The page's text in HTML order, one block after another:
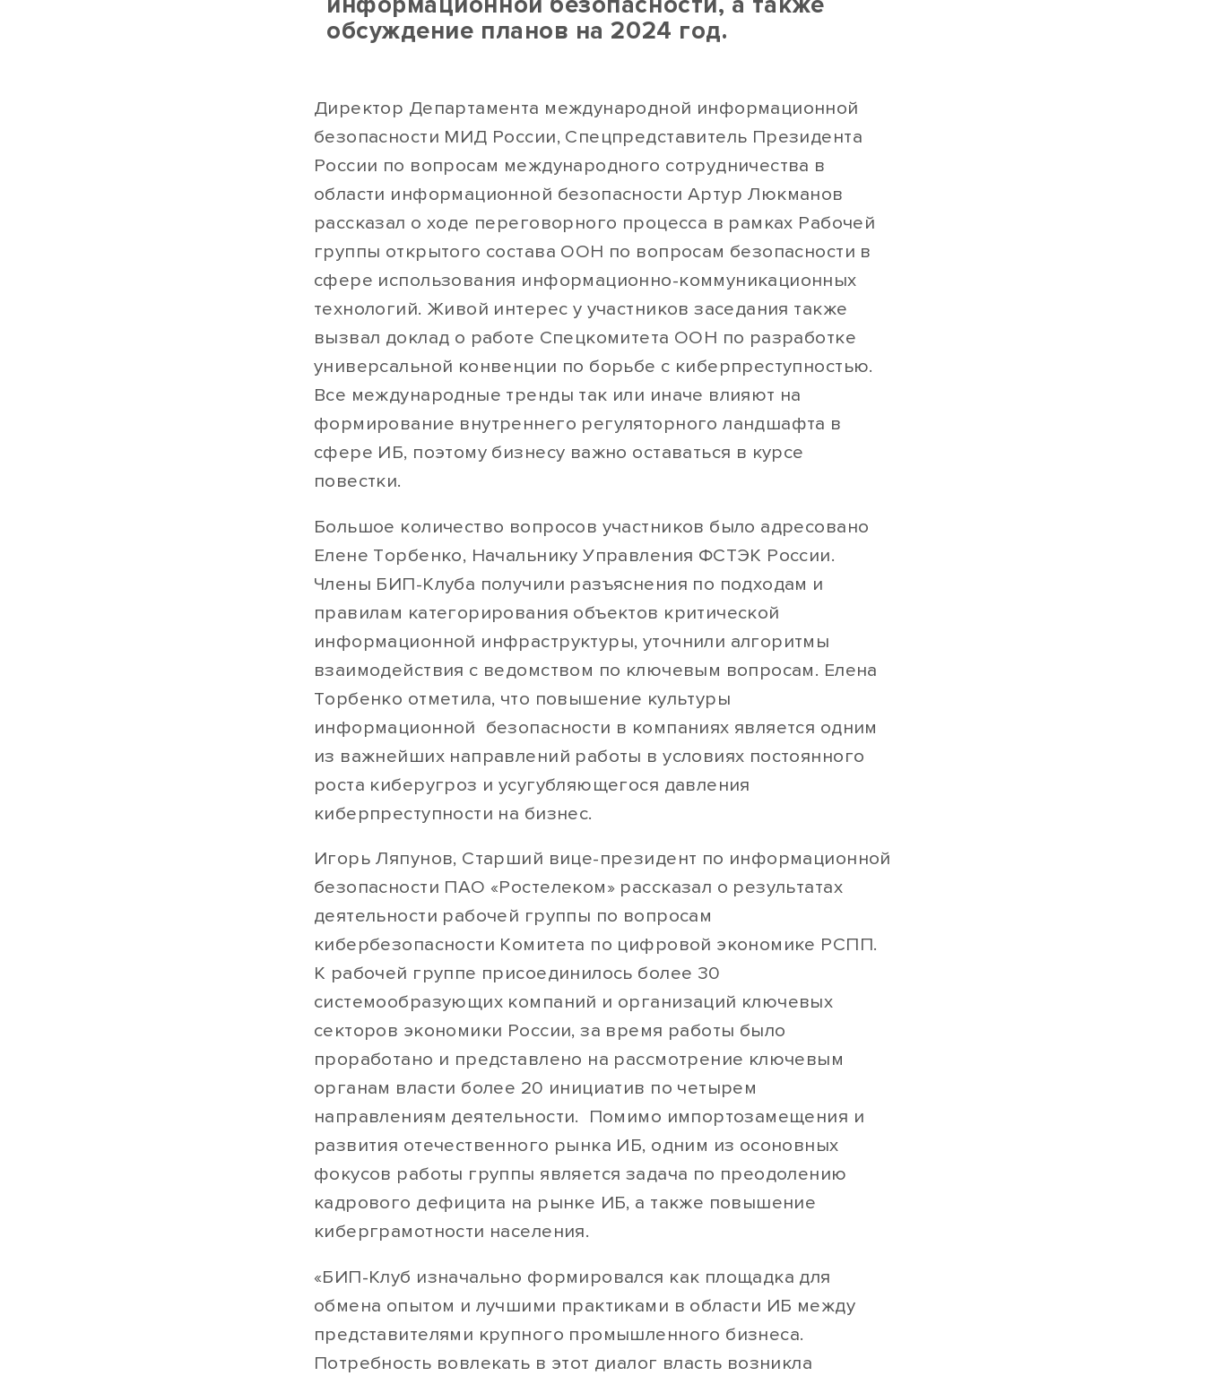
обсуждение планов на 2024 год.
Директор Департамента международной информационной
безопасности МИД России, Спецпредставитель Президента
России по вопросам международного сотрудничества в
области информационной безопасности Артур Люкманов
рассказал о ходе переговорного процесса в рамках Рабочей
группы открытого состава ООН по вопросам безопасности в
сфере использования информационно-коммуникационных
технологий. Живой интерес у участников заседания также
вызвал доклад о работе Спецкомитета ООН по разработке
универсальной конвенции по борьбе с киберпреступностью.
Все международные тренды так или иначе влияют на
формирование внутреннего регуляторного ландшафта в
сфере ИБ, поэтому бизнесу важно оставаться в курсе
повестки.
Большое количество вопросов участников было адресовано
Елене Торбенко, Начальнику Управления ФСТЭК России.
Члены БИП-Клуба получили разъяснения по подходам и
правилам категорирования объектов критической
информационной инфраструктуры, уточнили алгоритмы
взаимодействия с ведомством по ключевым вопросам. Елена
Торбенко отметила, что повышение культуры
информационной безопасности в компаниях является одним
из важнейших направлений работы в условиях постоянного
роста киберугроз и усугубляющегося давления
киберпреступности на бизнес.
Игорь Ляпунов, Старший вице-президент по информационной
безопасности ПАО «Ростелеком» рассказал о результатах
деятельности рабочей группы по вопросам
кибербезопасности Комитета по цифровой экономике РСПП.
К рабочей группе присоединилось более 30
системообразующих компаний и организаций ключевых
секторов экономики России, за время работы было
проработано и представлено на рассмотрение ключевым
органам власти более 20 инициатив по четырем
направлениям деятельности. Помимо импортозамещения и
развития отечественного рынка ИБ, одним из осоновных
фокусов работы группы является задача по преодолению
кадрового дефицита на рынке ИБ, а также повышение
киберграмотности населения.
«БИП-Клуб изначально формировался как площадка для
обмена опытом и лучшими практиками в области ИБ между
представителями крупного промышленного бизнеса.
Потребность вовлекать в этот диалог власть возникла